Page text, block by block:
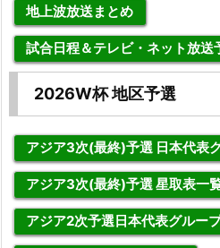
地上波放送まとめ
試合日程＆テレビ・ネット放送
2026W杯 地区予選
アジア3次(最終)予選 日本代表
アジア3次(最終)予選 星取表一
アジア2次予選日本代表グルー